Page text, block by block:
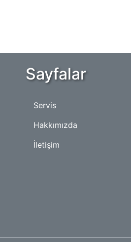
Sayfalar
Servis
Hakkımızda
İletişim